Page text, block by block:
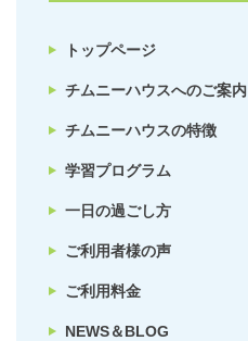
トップページ
チムニーハウスへのご案内
チムニーハウスの特徴
学習プログラム
一日の過ごし方
ご利用者様の声
ご利用料金
NEWS＆BLOG